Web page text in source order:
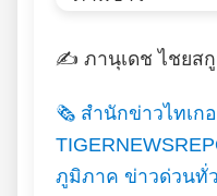
✍️ ภานุเดช ไชยส
🗞️ สำนักข่าวไทเก
ภูมิภาค ข่าวด่วนทั่